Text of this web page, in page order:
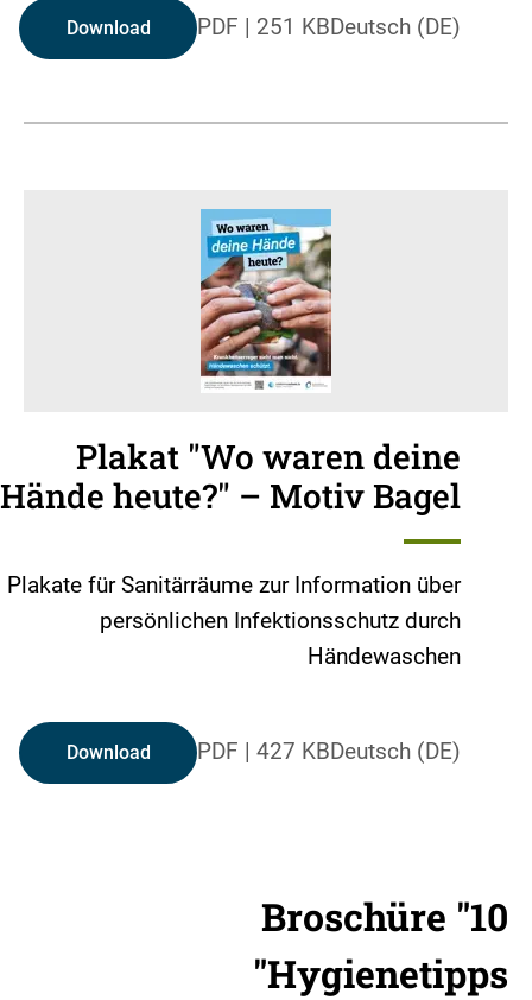
Deutsch (DE)
PDF | 251 KB
Download
Plakat "Wo waren deine
Hände heute?" – Motiv Bagel
Plakate für Sanitärräume zur Information über
persönlichen Infektionsschutz durch
Händewaschen
Deutsch (DE)
PDF | 427 KB
Download
Broschüre "10
Hygienetipps"